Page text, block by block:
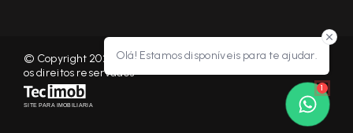
Olá! Estamos disponíveis para te ajudar.
1
© Copyright 2026 - KF NEGÓCIOS IMOBILIÁRIOS RP - Todos
os direitos reservados
SITE PARA IMOBILIARIA